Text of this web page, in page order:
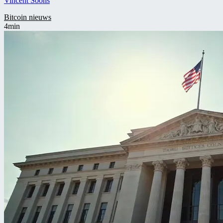
Bitcoin nieuws
4min